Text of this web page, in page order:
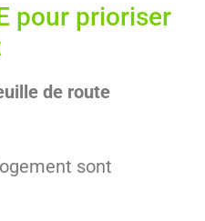
pour prioriser
de route
sont